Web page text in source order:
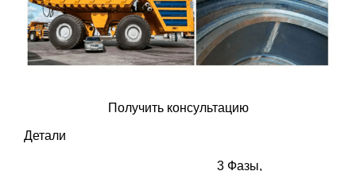
Получить консультацию
Детали
3 Фазы,